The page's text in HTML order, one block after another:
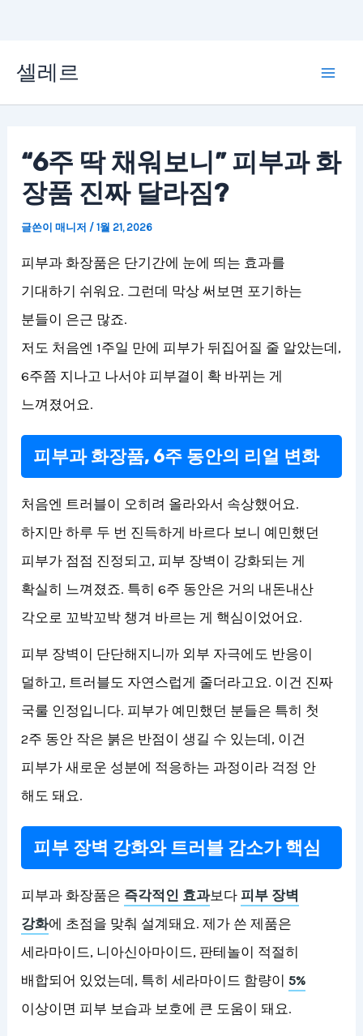
츠
셀레르
“6주 딱 채워보니” 피부과 화
장품 진짜 달라짐?
글쓴이매니저 /1월 21, 2026
피부과 화장품은 단기간에 눈에 띄는 효과를
기대하기 쉬워요. 그런데 막상 써보면 포기하는
분들이 은근 많죠.
저도 처음엔 1주일 만에 피부가 뒤집어질 줄 알았는데,
6주쯤 지나고 나서야 피부결이 확 바뀌는 게
느껴졌어요.
피부과 화장품, 6주 동안의 리얼 변화
처음엔 트러블이 오히려 올라와서 속상했어요.
하지만 하루 두 번 진득하게 바르다 보니 예민했던
피부가 점점 진정되고, 피부 장벽이 강화되는 게
확실히 느껴졌죠. 특히 6주 동안은 거의 내돈내산
각오로 꼬박꼬박 챙겨 바르는 게 핵심이었어요.
피부 장벽이 단단해지니까 외부 자극에도 반응이
덜하고, 트러블도 자연스럽게 줄더라고요. 이건 진짜
국룰 인정입니다. 피부가 예민했던 분들은 특히 첫
2주 동안 작은 붉은 반점이 생길 수 있는데, 이건
피부가 새로운 성분에 적응하는 과정이라 걱정 안
해도 돼요.
피부 장벽 강화와 트러블 감소가 핵심
피부과 화장품은 즉각적인 효과보다 피부 장벽
강화에 초점을 맞춰 설계돼요. 제가 쓴 제품은
세라마이드, 니아신아마이드, 판테놀이 적절히
배합되어 있었는데, 특히 세라마이드 함량이5%
이상이면 피부 보습과 보호에 큰 도움이 돼요.